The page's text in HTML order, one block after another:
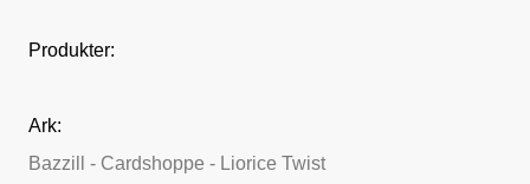
Produkter:
Ark:
Bazzill - Cardshoppe - Liorice Twist